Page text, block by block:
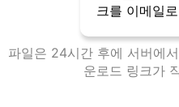
크를 이메일
파일은 24시간 후에 서버에
운로드 링크가